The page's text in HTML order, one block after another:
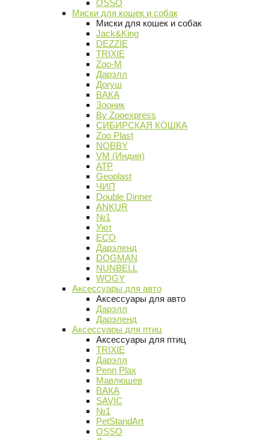
OSSO
Миски для кошек и собак
Миски для кошек и собак
Jack&King
DEZZIE
TRIXIE
Zoo-M
Дарэлл
Догуш
ВАКА
Зооник
By Zooexpress
СИБИРСКАЯ КОШКА
Zoo Plast
NOBBY
VM (Индия)
АТР
Geoplast
ЧИП
Double Dinner
ANKUR
№1
Уют
ECO
Дарэленд
DOGMAN
NUNBELL
WOGY
Аксессуары для авто
Аксессуары для авто
Дарэлл
Дарэленд
Аксессуары для птиц
Аксессуары для птиц
TRIXIE
Дарэлл
Penn Plax
Мавлюшев
ВАКА
SAVIC
№1
PetStandArt
OSSO